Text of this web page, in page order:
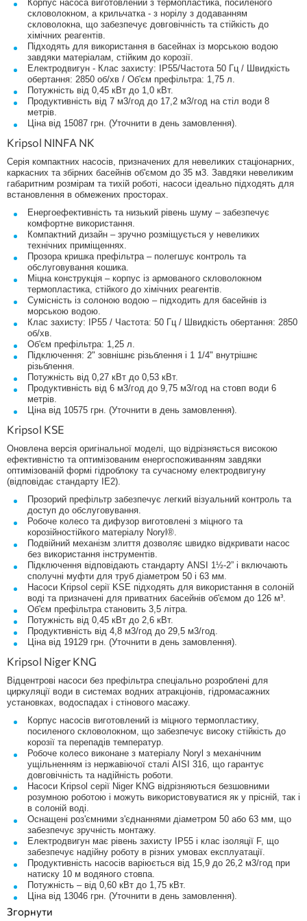
Корпус насоса виготовлений з термопластика, посиленого
скловолокном, а крильчатка - з норілу з додаванням
скловолокна, що забезпечує довговічність та стійкість до
хімічних реагентів.
Підходять для використання в басейнах із морською водою
завдяки матеріалам, стійким до корозії.
Електродвигун - Клас захисту: IP55/Частота 50 Гц / Швидкість
обертання: 2850 об/хв / Об'єм префільтра: 1,75 л.
Потужність від 0,45 кВт до 1,0 кВт.
Продуктивність від 7 м3/год до 17,2 м3/год на стіл води 8
метрів.
Ціна від 15087 грн. (Уточнити в день замовлення).
Kripsol NINFA NK
Серія компактних насосів, призначених для невеликих стаціонарних,
каркасних та збірних басейнів об'ємом до 35 м3. Завдяки невеликим
габаритним розмірам та тихій роботі, насоси ідеально підходять для
встановлення в обмежених просторах.
Енергоефективність та низький рівень шуму – забезпечує
комфортне використання.
Компактний дизайн – зручно розміщується у невеликих
технічних приміщеннях.
Прозора кришка префільтра – полегшує контроль та
обслуговування кошика.
Міцна конструкція – корпус із армованого скловолокном
термопластика, стійкого до хімічних реагентів.
Сумісність із солоною водою – підходить для басейнів із
морською водою.
Клас захисту: IP55 / Частота: 50 Гц / Швидкість обертання: 2850
об/хв.
Об'єм префільтра: 1,25 л.
Підключення: 2" зовнішнє різьблення і 1 1/4" внутрішнє
різьблення.
Потужність від 0,27 кВт до 0,53 кВт.
Продуктивність від 6 м3/год до 9,75 м3/год на стовп води 6
метрів.
Ціна від 10575 грн. (Уточнити в день замовлення).
Kripsol KSE
Оновлена ​​версія оригінальної моделі, що відрізняється високою
ефективністю та оптимізованим енергоспоживанням завдяки
оптимізованій формі гідроблоку та сучасному електродвигуну
(відповідає стандарту IE2).
Прозорий префільтр забезпечує легкий візуальний контроль та
доступ до обслуговування.
Робоче колесо та дифузор виготовлені з міцного та
корозійностійкого матеріалу Noryl®.
Подвійний механізм злиття дозволяє швидко відкривати насос
без використання інструментів.
Підключення відповідають стандарту ANSI 1½-2” і включають
сполучні муфти для труб діаметром 50 і 63 мм.
Насоси Kripsol серії KSE підходять для використання в солоній
воді та призначені для приватних басейнів об'ємом до 126 м³.
Об'єм префільтра становить 3,5 літра.
Потужність від 0,45 кВт до 2,6 кВт.
Продуктивність від 4,8 м3/год до 29,5 м3/год.
Ціна від 19129 грн. (Уточнити в день замовлення).
Kripsol Niger KNG
Відцентрові насоси без префільтра спеціально розроблені для
циркуляції води в системах водних атракціонів, гідромасажних
установках, водоспадах і стінового масажу.
Корпус насосів виготовлений із міцного термопластику,
посиленого скловолокном, що забезпечує високу стійкість до
корозії та перепадів температур.
Робоче колесо виконане з матеріалу Noryl з механічним
ущільненням із нержавіючої сталі AISI 316, що гарантує
довговічність та надійність роботи.
Насоси Kripsol серії Niger KNG відрізняються безшовними
розумною роботою і можуть використовуватися як у прісній, так і
в солоній воді.
Оснащені роз'ємними з'єднаннями діаметром 50 або 63 мм, що
забезпечує зручність монтажу.
Електродвигун має рівень захисту IP55 і клас ізоляції F, що
забезпечує надійну роботу в різних умовах експлуатації.
Продуктивність насосів варіюється від 15,9 до 26,2 м3/год при
натиску 10 м водяного стовпа.
Потужність – від 0,60 кВт до 1,75 кВт.
Ціна від 13046 грн. (Уточнити в день замовлення).